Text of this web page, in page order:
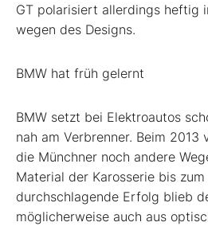
GT polarisiert allerdings heftig
wegen des Designs.
BMW hat früh gelernt
BMW setzt bei Elektroautos
nah am Verbrenner. Beim
die Münchner noch andere
Material der Karosserie bis zum
durchschlagende Erfolg blieb
möglicherweise auch aus